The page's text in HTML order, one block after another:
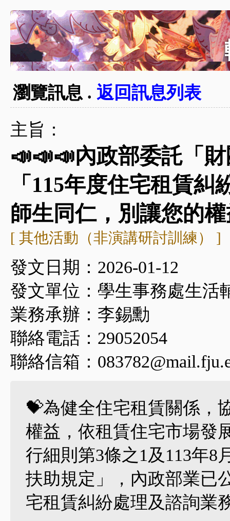
瀏覽訊息 . 返回訊息列表
主旨：
📣📣📣內政部委託「
「115年度住宅租賃
師生同仁，別讓您的
[ 其他活動（非演講研討訓練） ]
發文日期：2026-01-12
發文單位：學生事務處生活
業務承辦：李錫勳
聯絡電話：29052054
聯絡信箱：
💝為健全住宅租賃關係，
權益，依租賃住宅市場發
行細則第3條之1及113年8
扶助規定」，內政部業已
宅租賃糾紛處理及諮詢業